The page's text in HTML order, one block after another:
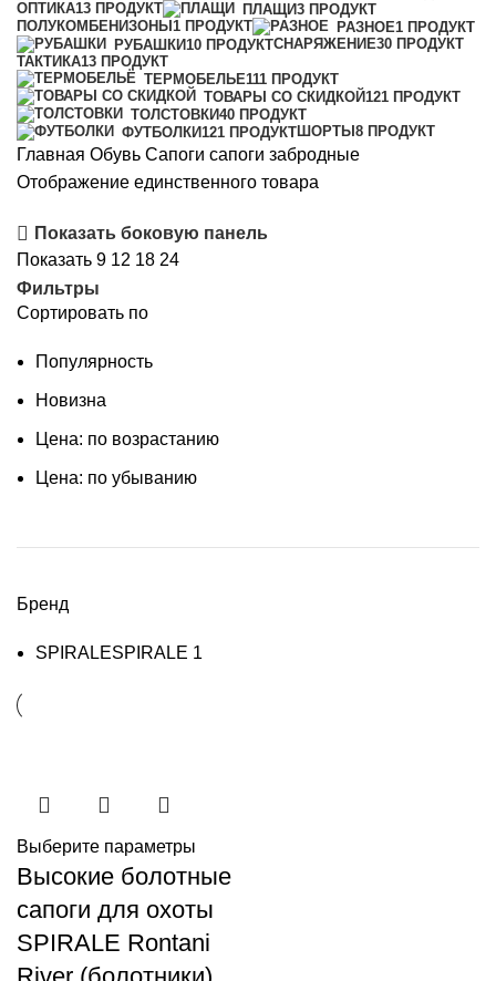
ОПТИКА13 ПРОДУКТ ПЛАЩИ3 ПРОДУКТ
ПОЛУКОМБЕНИЗОНЫ 1 ПРОДУКТ РАЗНОЕ1 ПРОДУКТ
РУБАШКИ 10 ПРОДУКТСНАРЯЖЕНИЕ30 ПРОДУКТ
ТАКТИКА13 ПРОДУКТ
ТЕРМОБЕЛЬЕ111 ПРОДУКТ
ТОВАРЫ СО СКИДКОЙ 121 ПРОДУКТ
ТОЛСТОВКИ40 ПРОДУКТ
ФУТБОЛКИ 121 ПРОДУКТШОРТЫ 8 ПРОДУКТ
Главная Обувь Сапоги сапоги забродные
Отображение единственного товара
Показать боковую панель
Показать 9 12 18 24
Фильтры
Сортировать по
Популярность
Новизна
Цена: по возрастанию
Цена: по убыванию
Бренд
SPIRALESPIRALE 1
Выберите параметры
Высокие болотные
сапоги для охоты
SPIRALE Rontani